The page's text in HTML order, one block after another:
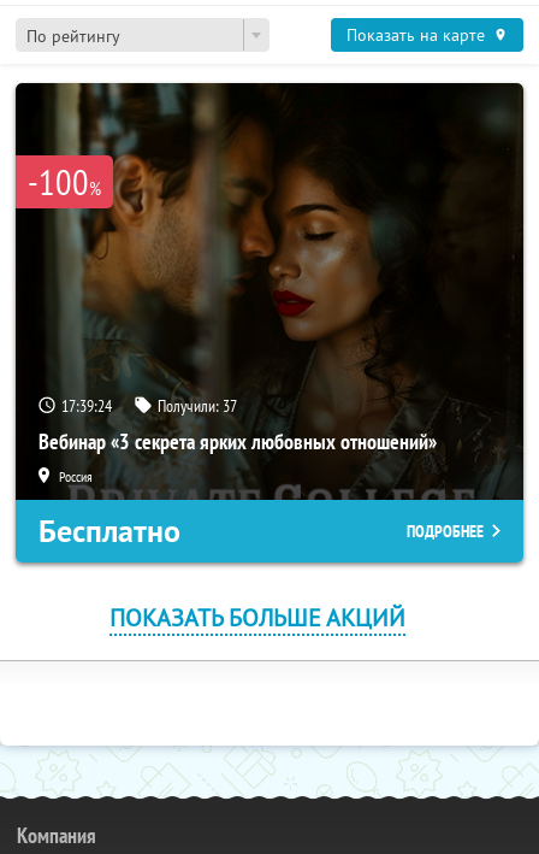
По рейтингу Показать на карте
-100%
17:39:24 Получили: 37
Вебинар «3 секрета ярких любовных отношений»
Россия
Бесплатно ПОДРОБНЕЕ
ПОКАЗАТЬ БОЛЬШЕ АКЦИЙ
Компания